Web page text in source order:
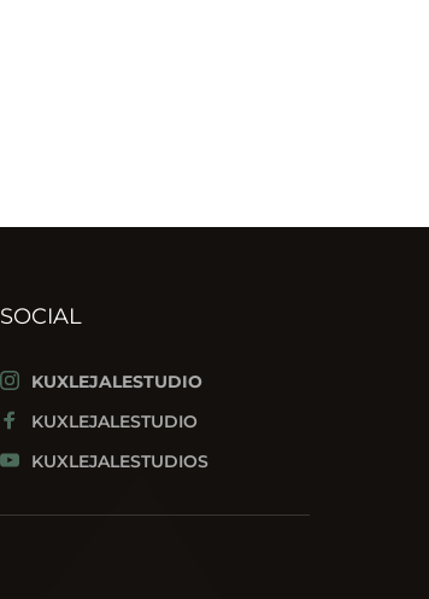
SOCIAL
KUXLEJALESTUDIO
KUXLEJALESTUDIO
KUXLEJALESTUDIOS